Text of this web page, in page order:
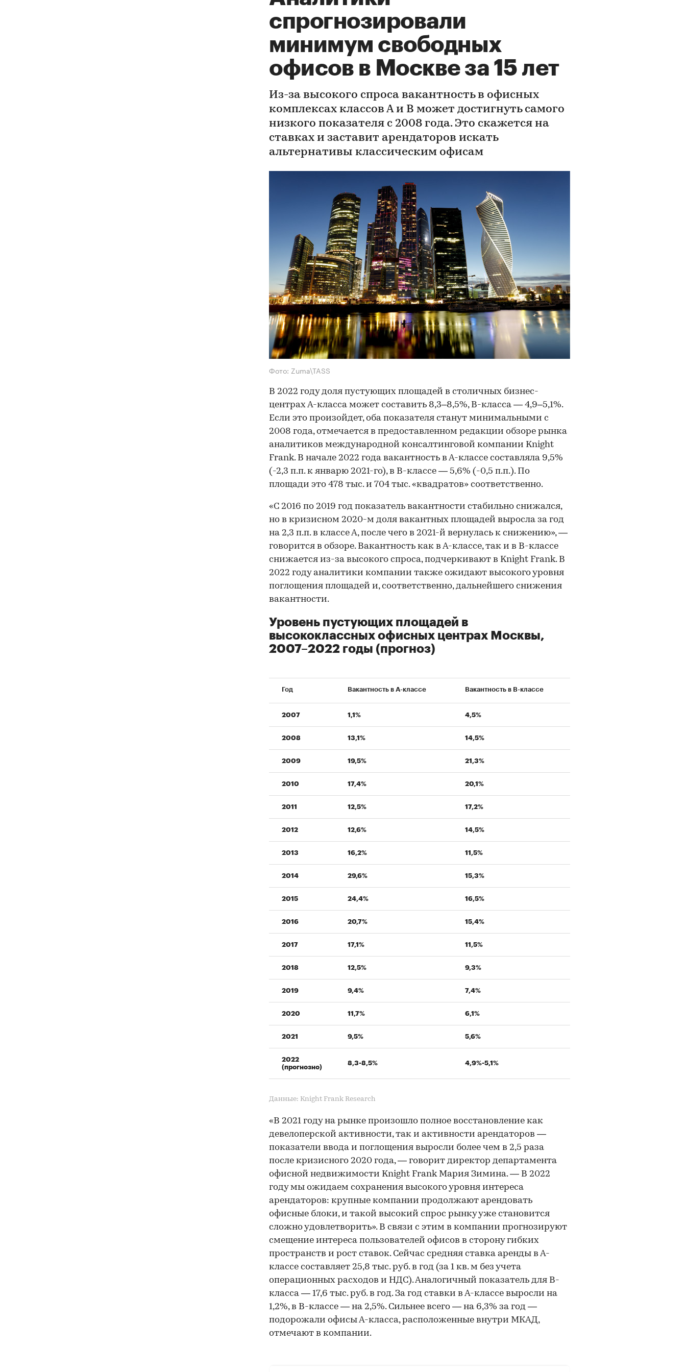
спрогнозировали
минимум свободных
офисов в Москве за 15 лет
Из-за высокого спроса вакантность в офисных
комплексах классов А и В может достигнуть самого
низкого показателя с 2008 года. Это скажется на
ставках и заставит арендаторов искать
альтернативы классическим офисам
Фото: Zuma\TASS
В 2022 году доля пустующих площадей в столичных бизнес-
центрах А-класса может составить 8,3–8,5%, В-класса — 4,9–5,1%.
Если это произойдет, оба показателя станут минимальными с
2008 года, отмечается в предоставленном редакции обзоре рынка
аналитиков международной консалтинговой компании Knight
Frank. В начале 2022 года вакантность в А-классе составляла 9,5%
(-2,3 п.п. к январю 2021-го), в В-классе — 5,6% (-0,5 п.п.). По
площади это 478 тыс. и 704 тыс. «квадратов» соответственно.
«С 2016 по 2019 год показатель вакантности стабильно снижался,
но в кризисном 2020-м доля вакантных площадей выросла за год
на 2,3 п.п. в классе А, после чего в 2021-й вернулась к снижению», —
говорится в обзоре. Вакантность как в А-классе, так и в В-классе
снижается из-за высокого спроса, подчеркивают в Knight Frank. В
2022 году аналитики компании также ожидают высокого уровня
поглощения площадей и, соответственно, дальнейшего снижения
вакантности.
Уровень пустующих площадей в
высококлассных офисных центрах Москвы,
2007–2022 годы (прогноз)
Год Вакантность в А-классе Вакантность в В-классе
2007 1,1% 4,5%
2008 13,1% 14,5%
2009 19,5% 21,3%
2010 17,4% 20,1%
2011 12,5% 17,2%
2012 12,6% 14,5%
2013 16,2% 11,5%
2014 29,6% 15,3%
2015 24,4% 16,5%
2016 20,7% 15,4%
2017 17,1% 11,5%
2018 12,5% 9,3%
2019 9,4% 7,4%
2020 11,7% 6,1%
2021 9,5% 5,6%
2022
(прогнозно)
8,3-8,5% 4,9%-5,1%
Данные: Knight Frank Research
«В 2021 году на рынке произошло полное восстановление как
девелоперской активности, так и активности арендаторов —
показатели ввода и поглощения выросли более чем в 2,5 раза
после кризисного 2020 года, — говорит директор департамента
офисной недвижимости Knight Frank Мария Зимина. — В 2022
году мы ожидаем сохранения высокого уровня интереса
арендаторов: крупные компании продолжают арендовать
офисные блоки, и такой высокий спрос рынку уже становится
сложно удовлетворить». В связи с этим в компании прогнозируют
смещение интереса пользователей офисов в сторону гибких
пространств и рост ставок. Сейчас средняя ставка аренды в А-
классе составляет 25,8 тыс. руб. в год (за 1 кв. м без учета
операционных расходов и НДС). Аналогичный показатель для В-
класса — 17,6 тыс. руб. в год. За год ставки в А-классе выросли на
1,2%, в В-классе — на 2,5%. Сильнее всего — на 6,3% за год —
подорожали офисы А-класса, расположенные внутри МКАД,
отмечают в компании.